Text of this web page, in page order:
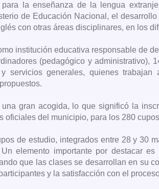
la enseñanza de la lengua
de Educación Nacional, el
con otras áreas disciplinares, en los
institución educativa responsable de
(pedagógico y administrativo),
y servicios generales, quienes
una gran acogida, lo que significó la
oficiales del municipio, para los 280
de estudio, integrados entre 28 y 30
elemento importante por destacar
que las clases se desarrollan en su
y la satisfacción con el